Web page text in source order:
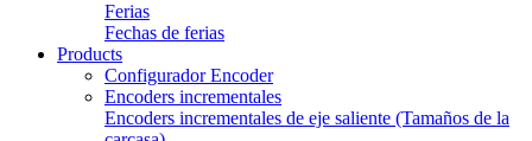
Ferias
Fechas de ferias
Products
Configurador Encoder
Encoders incrementales
Encoders incrementales de eje saliente (Tamaños de la